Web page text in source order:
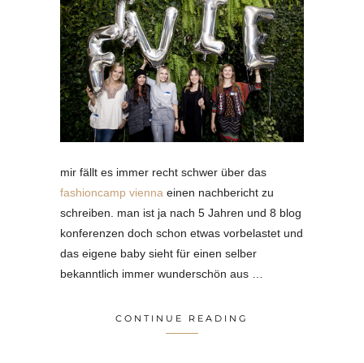
mir fällt es immer recht schwer über das
fashioncamp vienna einen nachbericht zu
schreiben. man ist ja nach 5 Jahren und 8 blog
konferenzen doch schon etwas vorbelastet und
das eigene baby sieht für einen selber
bekanntlich immer wunderschön aus …
CONTINUE READING